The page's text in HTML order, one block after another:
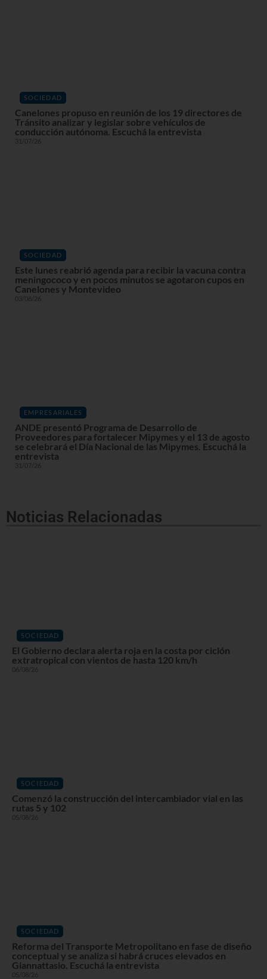
SOCIEDAD
Canelones propuso en reunión de los 19 directores de
Tránsito analizar y legislar sobre vehículos de
conducción autónoma. Escuchá la entrevista
31/07/26
SOCIEDAD
Este lunes reabrió agenda para recibir la vacuna contra
meningococo y en pocos minutos se agotaron cupos en
Canelones y Montevideo
03/08/26
EMPRESARIALES
ANDE presentó Programa de Desarrollo de
Proveedores para fortalecer Mipymes y el 13 de agosto
se celebrará el Día Nacional de las Mipymes. Escuchá la
entrevista
31/07/26
Noticias Relacionadas
SOCIEDAD
El Gobierno declara alerta roja en la costa por ciclón
extratropical con vientos de hasta 120 km/h
06/08/26
SOCIEDAD
Comenzó la construcción del intercambiador vial en las
rutas 5 y 102
05/08/26
SOCIEDAD
Reforma del Transporte Metropolitano en fase de diseño
conceptual y se analiza si habrá cruces elevados en
Giannattasio. Escuchá la entrevista
05/08/26